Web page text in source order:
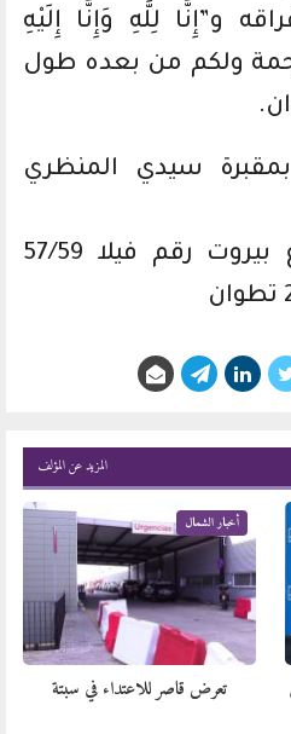
و”إِنَّا لِلَّهِ وَإِنَّا إِلَيْهِ
ولكم من بعده طول
سيدي المنظري
مكان الجنازة : شارع بيروت رقم فيلا 57/59
المزيد عن المؤلف
أخبار الشمال
تعرض قاصر للاعتداء في سبتة